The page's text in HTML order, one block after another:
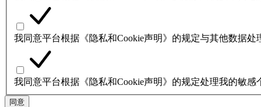
我同意平台根据《隐私和Cookie声明》的规定与其他数据处
我同意平台根据《隐私和Cookie声明》的规定处理我的敏感
同意